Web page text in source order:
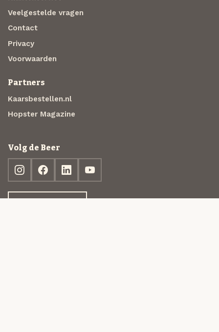
Veelgestelde vragen
Contact
Privacy
Voorwaarden
Partners
Kaarsbestellen.nl
Hopster Magazine
Volg de Beer